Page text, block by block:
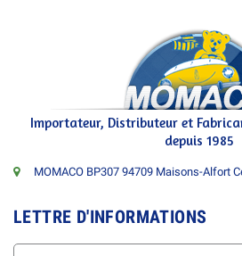
Importateur, Distributeur et
depuis 1985
MOMACO BP307 94709 Maisons-Alfort
LETTRE D'INFORMATIONS